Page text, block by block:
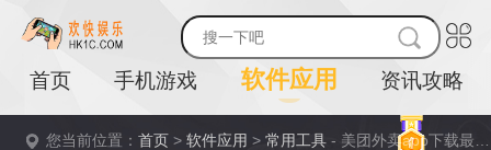
首页 手机游戏 软件应用 资讯攻略
您当前位置：首页 >软件应用 >常用工具 - 美团外卖app下载最新版详情